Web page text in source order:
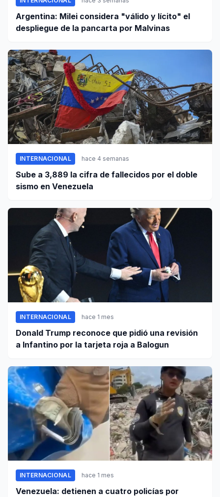
Argentina: Milei considera "válido y lícito" el
despliegue de la pancarta por Malvinas
INTERNACIONAL hace 4 semanas
Sube a 3,889 la cifra de fallecidos por el doble
sismo en Venezuela
INTERNACIONAL hace 1 mes
Donald Trump reconoce que pidió una revisión
a Infantino por la tarjeta roja a Balogun
INTERNACIONAL hace 1 mes
Venezuela: detienen a cuatro policías por